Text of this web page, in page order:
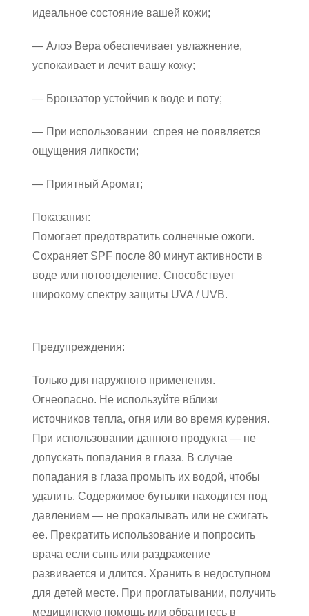
идеальное состояние вашей кожи;
— Алоэ Вера обеспечивает увлажнение,
успокаивает и лечит вашу кожу;
— Бронзатор устойчив к воде и поту;
— При использовании спрея не появляется
ощущения липкости;
— Приятный Аромат;
Показания:
Помогает предотвратить солнечные ожоги.
Сохраняет SPF после 80 минут активности в
воде или потоотделение. Способствует
широкому спектру защиты UVA / UVB.
Предупреждения:
Только для наружного применения.
Огнеопасно. Не используйте вблизи
источников тепла, огня или во время курения.
При использовании данного продукта — не
допускать попадания в глаза. В случае
попадания в глаза промыть их водой, чтобы
удалить. Содержимое бутылки находится под
давлением — не прокалывать или не сжигать
ее. Прекратить использование и попросить
врача если сыпь или раздражение
развивается и длится. Хранить в недоступном
для детей месте. При проглатывании, получить
медицинскую помощь или обратитесь в